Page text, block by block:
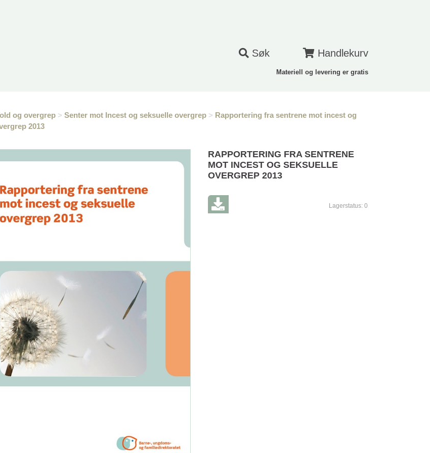
Søk Handlekurv
Materiell og levering er gratis
og overgrep > Senter mot Incest og seksuelle overgrep > Rapportering fra sentrene mot incest og
2013
RAPPORTERING FRA SENTRENE
MOT INCEST OG SEKSUELLE
OVERGREP 2013
Lagerstatus:0